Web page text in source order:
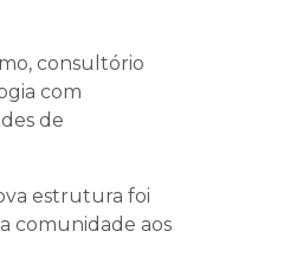
consultório
com
de
estrutura foi
comunidade aos